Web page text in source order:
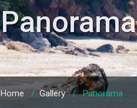
Panorama
Home / Gallery/Panorama